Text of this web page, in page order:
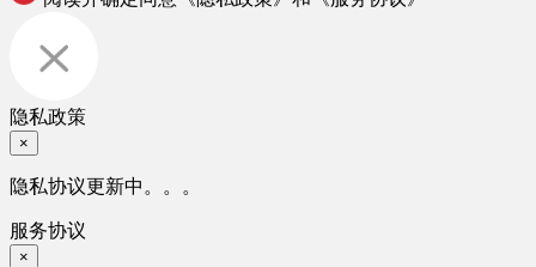
隐私政策
×
隐私协议更新中。。。
服务协议
×